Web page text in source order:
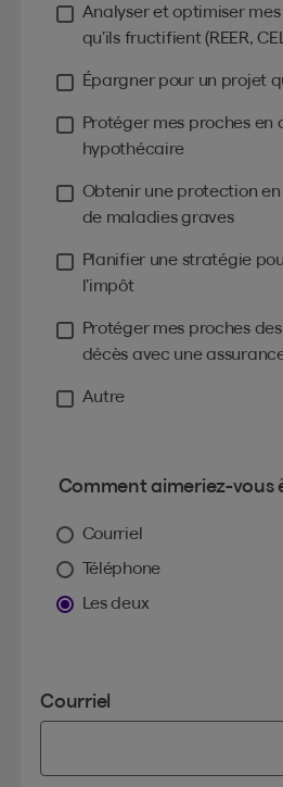
Analyser et optimiser
qu’ils fructifient (REER,
Épargner pour un projet
Protéger mes proches en
hypothécaire
Obtenir une protection en
de maladies graves
Planifier une stratégie
l’impôt
Protéger mes proches
décès avec une
Autre
Comment aimeriez-vous
Courriel
Téléphone
Les deux
Courriel